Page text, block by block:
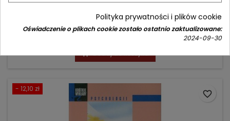
(0)
 Dodaj do koszyka
- 12,10 zł
favorite_border
Polityka prywatności i plików cookie
Oświadczenie o plikach cookie zostało ostatnio zaktualizowane:
2024-09-30